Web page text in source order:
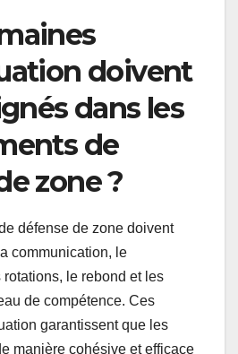
doivent
dans les
de
zone ?
défense de zone doivent
communication, le
le rebond et les
de compétence. Ces
garantissent que les
manière cohésive et efficace